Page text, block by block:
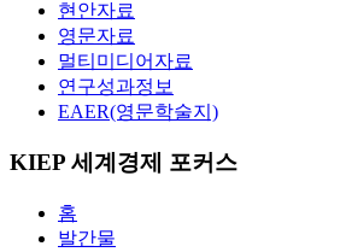
현안자료
영문자료
멀티미디어자료
연구성과정보
EAER(영문학술지)
KIEP 세계경제 포커스
홈
발간물